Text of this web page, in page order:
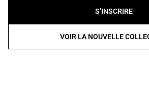
S’INSCRIRE
VOIR LA NOUVELLE